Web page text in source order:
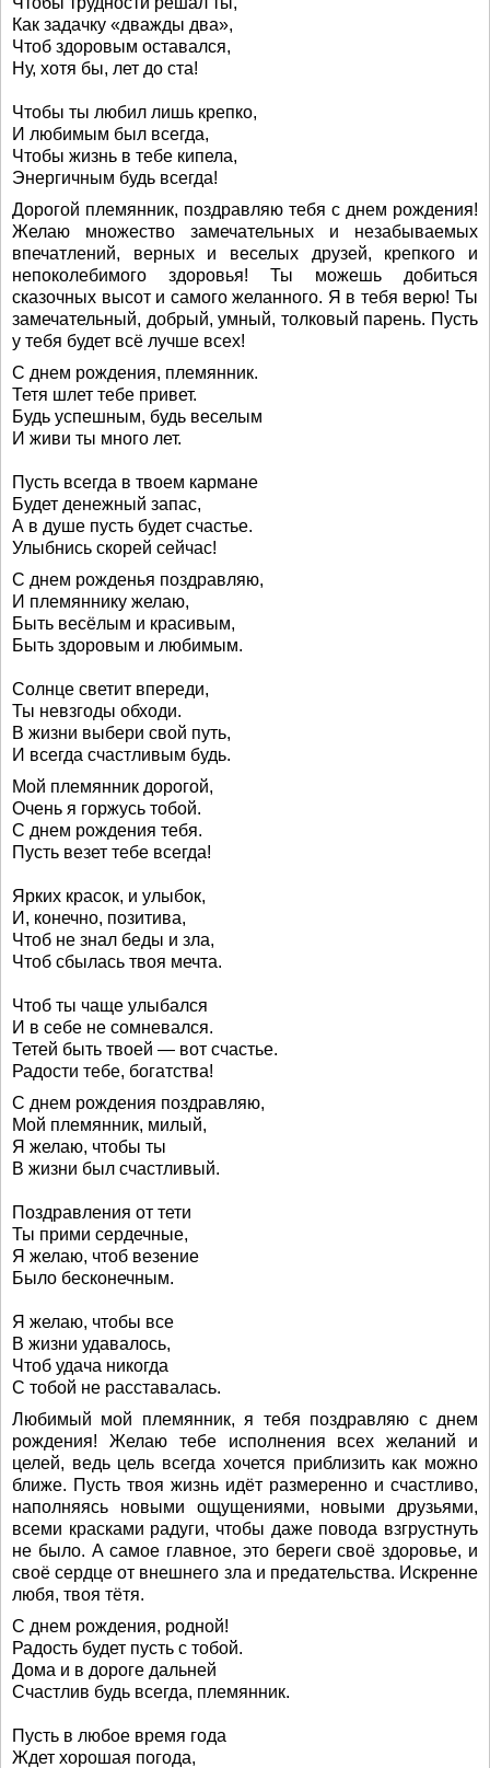
Как задачку «дважды два»,
Чтоб здоровым оставался,
Ну, хотя бы, лет до ста!
Чтобы ты любил лишь крепко,
И любимым был всегда,
Чтобы жизнь в тебе кипела,
Энергичным будь всегда!
Дорогой племянник, поздравляю тебя с днем рождения!
Желаю множество замечательных и незабываемых
впечатлений, верных и веселых друзей, крепкого и
непоколебимого здоровья! Ты можешь добиться
сказочных высот и самого желанного. Я в тебя верю! Ты
замечательный, добрый, умный, толковый парень. Пусть
у тебя будет всё лучше всех!
С днем рождения, племянник.
Тетя шлет тебе привет.
Будь успешным, будь веселым
И живи ты много лет.
Пусть всегда в твоем кармане
Будет денежный запас,
А в душе пусть будет счастье.
Улыбнись скорей сейчас!
С днем рожденья поздравляю,
И племяннику желаю,
Быть весёлым и красивым,
Быть здоровым и любимым.
Солнце светит впереди,
Ты невзгоды обходи.
В жизни выбери свой путь,
И всегда счастливым будь.
Мой племянник дорогой,
Очень я горжусь тобой.
С днем рождения тебя.
Пусть везет тебе всегда!
Ярких красок, и улыбок,
И, конечно, позитива,
Чтоб не знал беды и зла,
Чтоб сбылась твоя мечта.
Чтоб ты чаще улыбался
И в себе не сомневался.
Тетей быть твоей — вот счастье.
Радости тебе, богатства!
С днем рождения поздравляю,
Мой племянник, милый,
Я желаю, чтобы ты
В жизни был счастливый.
Поздравления от тети
Ты прими сердечные,
Я желаю, чтоб везение
Было бесконечным.
Я желаю, чтобы все
В жизни удавалось,
Чтоб удача никогда
С тобой не расставалась.
Любимый мой племянник, я тебя поздравляю с днем
рождения! Желаю тебе исполнения всех желаний и
целей, ведь цель всегда хочется приблизить как можно
ближе. Пусть твоя жизнь идёт размеренно и счастливо,
наполняясь новыми ощущениями, новыми друзьями,
всеми красками радуги, чтобы даже повода взгрустнуть
не было. А самое главное, это береги своё здоровье, и
своё сердце от внешнего зла и предательства. Искренне
любя, твоя тётя.
С днем рождения, родной!
Радость будет пусть с тобой.
Дома и в дороге дальней
Счастлив будь всегда, племянник.
Пусть в любое время года
Ждет хорошая погода,